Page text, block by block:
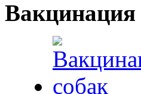
Вакцинация